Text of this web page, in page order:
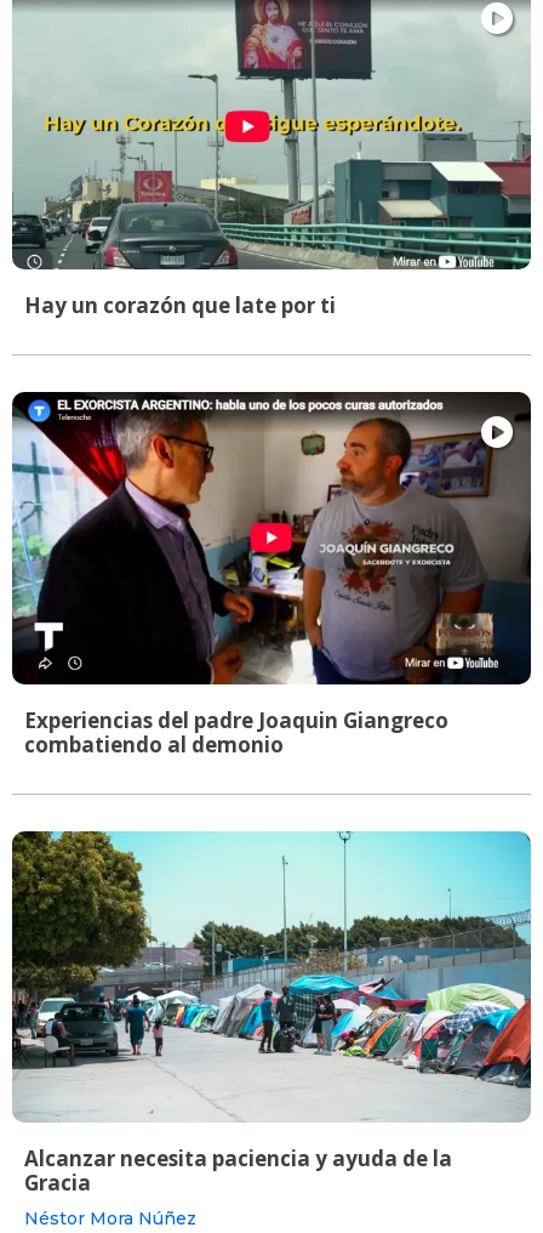
Hay un corazón que late por ti
Experiencias del padre Joaquin Giangreco
combatiendo al demonio
Alcanzar necesita paciencia y ayuda de la
Gracia
Néstor Mora Núñez